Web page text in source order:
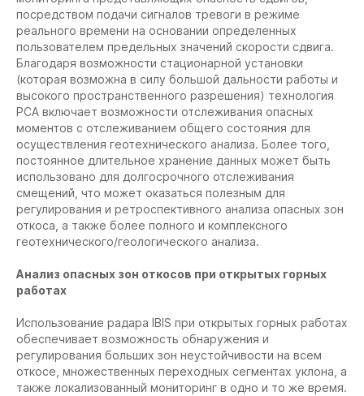
посредством подачи сигналов тревоги в режиме
реального времени на основании определенных
пользователем предельных значений скорости сдвига.
Благодаря возможности стационарной установки
(которая возможна в силу большой дальности работы и
высокого пространственного разрешения) технология
РСА включает возможности отслеживания опасных
моментов с отслеживанием общего состояния для
осуществления геотехнического анализа. Более того,
постоянное длительное хранение данных может быть
использовано для долгосрочного отслеживания
смещений, что может оказаться полезным для
регулирования и ретроспективного анализа опасных зон
откоса, а также более полного и комплексного
геотехнического/геологического анализа.
Анализ опасных зон откосов при открытых горных
работах
Использование радара IBIS при открытых горных работах
обеспечивает возможность обнаружения и
регулирования больших зон неустойчивости на всем
откосе, множественных переходных сегментах уклона, а
также локализованный мониторинг в одно и то же время.